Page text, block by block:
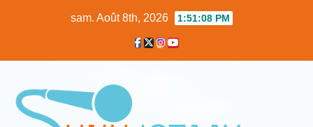
sam. Août 8th, 2026 1:51:09 PM